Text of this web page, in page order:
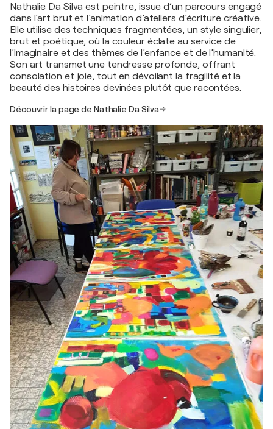
Nathalie Da Silva est peintre, issue d’un parcours engagé
dans l’art brut et l’animation d’ateliers d’écriture créative.
Elle utilise des techniques fragmentées, un style singulier,
brut et poétique, où la couleur éclate au service de
l’imaginaire et des thèmes de l’enfance et de l’humanité.
Son art transmet une tendresse profonde, offrant
consolation et joie, tout en dévoilant la fragilité et la
beauté des histoires devinées plutôt que racontées.
Découvrir la page de Nathalie Da Silva